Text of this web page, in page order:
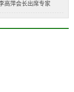
高萍会长出席专家